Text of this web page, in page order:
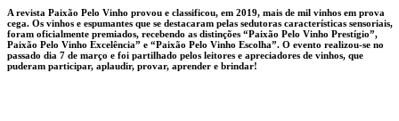
A revista Paixão Pelo Vinho provou e classificou, em 2019, mais de mil vinhos em prova
cega. Os vinhos e espumantes que se destacaram pelas sedutoras características sensoriais,
foram oficialmente premiados, recebendo as distinções “Paixão Pelo Vinho Prestígio”,
Paixão Pelo Vinho Excelência” e “Paixão Pelo Vinho Escolha”. O evento realizou-se no
passado dia 7 de março e foi partilhado pelos leitores e apreciadores de vinhos, que
puderam participar, aplaudir, provar, aprender e brindar!